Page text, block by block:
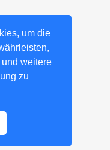
um die
weitere
zu